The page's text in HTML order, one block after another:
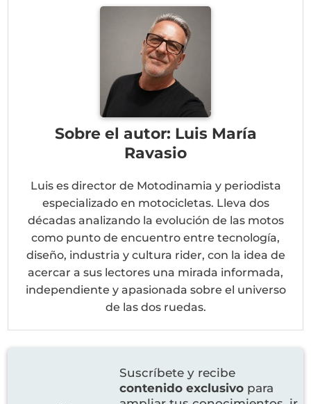
Sobre el autor: Luis María
Ravasio
Luis es director de Motodinamia y periodista
especializado en motocicletas. Lleva dos
décadas analizando la evolución de las motos
como punto de encuentro entre tecnología,
diseño, industria y cultura rider, con la idea de
acercar a sus lectores una mirada informada,
independiente y apasionada sobre el universo
de las dos ruedas.
Suscríbete y recibe
contenido exclusivo para